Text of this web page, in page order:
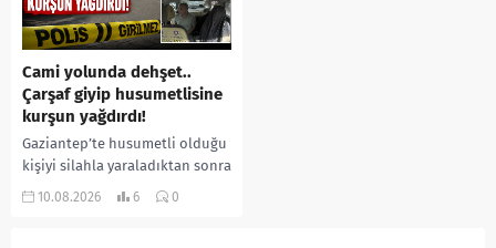
Cami yolunda dehşet..
Çarşaf giyip husumetlisine
kurşun yağdırdı!
Gaziantep’te husumetli olduğu
kişiyi silahla yaraladıktan sonra
kaçmaya çalışan şüpheli, polis
10.08.2026 6 0